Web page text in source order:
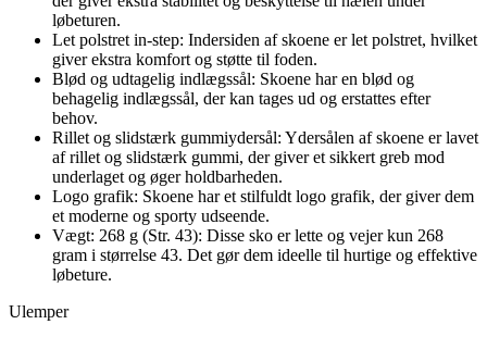
løbeturen.
Let polstret in-step: Indersiden af skoene er let polstret, hvilket
giver ekstra komfort og støtte til foden.
Blød og udtagelig indlægssål: Skoene har en blød og
behagelig indlægssål, der kan tages ud og erstattes efter
behov.
Rillet og slidstærk gummiydersål: Ydersålen af skoene er lavet
af rillet og slidstærk gummi, der giver et sikkert greb mod
underlaget og øger holdbarheden.
Logo grafik: Skoene har et stilfuldt logo grafik, der giver dem
et moderne og sporty udseende.
Vægt: 268 g (Str. 43): Disse sko er lette og vejer kun 268
gram i størrelse 43. Det gør dem ideelle til hurtige og effektive
løbeture.
Ulemper